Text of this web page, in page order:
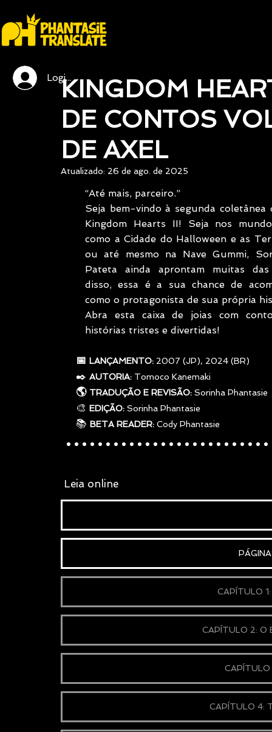
KINGDOM
DE CONTOS
DE AXEL
Atualizado: 26 de ago. de 2025
“Até mais, parceiro.”
Seja bem-vindo à segunda coletânea
Kingdom Hearts II! Seja nos
como a Cidade do Halloween e as
ou até mesmo na Nave Gummi,
Pateta ainda aprontam muitas
disso, essa é a sua chance de
como o protagonista de sua própria
Abra esta caixa de joias com
histórias tristes e divertidas!
     📅
LANÇAMENTO: 2007 (JP), 2024 (BR)
✒️ AUTORIA: Tomoco Kanemaki
     🌎
TRADUÇÃO E REVISÃO: Sorinha Phantasie
     🎨
EDIÇÃO: Sorinha Phantasie
     📚
BETA READER: Cody Phantasie
Leia online
CAPÍTULO
CAPÍTULO 2: O
CAPÍTULO
CAPÍTULO 4:
Login / Registre-se